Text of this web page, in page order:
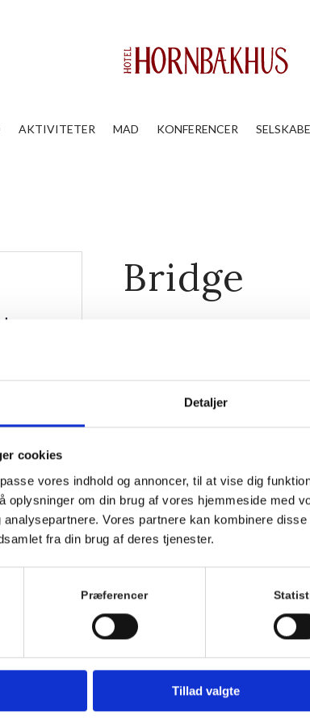
Detaljer
cookies
vores indhold og annoncer, til at vise dig
oplysninger om din brug af vores hjemmeside med
Vores partnere kan kombinere
fra din brug af deres tjenester.
Præferencer
Tillad valgte
AKTIVITETER MAD KONFERENCER
Bridge
Vi mødes til bridge hver torsdag i
skyld. Du kan deltage en eller flere
Bridge eksperten Pia glæder sig til
du